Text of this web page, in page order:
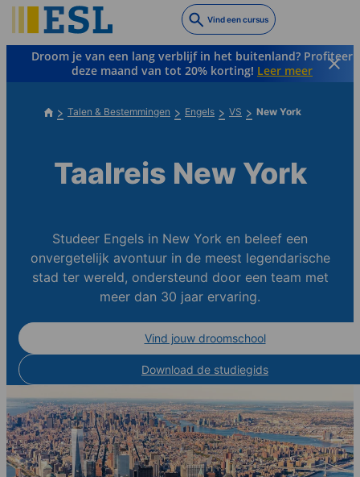
to
main
content
Vind een cursus
Droom je van een lang verblijf in het buitenland? Profiteer
deze maand van tot 20% korting! Leer meer
Talen & Bestemmingen Engels VS New York
Taalreis New York
Studeer Engels in New York en beleef een
onvergetelijk avontuur in de meest legendarische
stad ter wereld, ondersteund door een team met
meer dan 30 jaar ervaring.
Vind jouw droomschool
Download de studiegids